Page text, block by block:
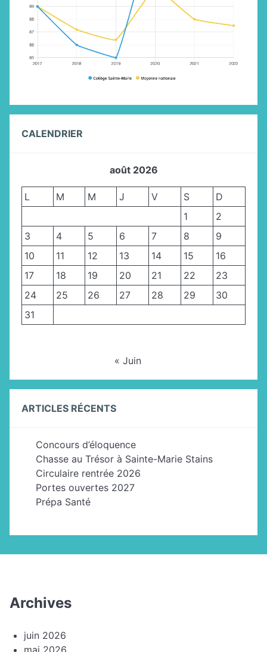
CALENDRIER
août 2026
L M M J V S
D
1
2
3
4 5 6 7 8
9
10
11 12 13 14 15
16
17
18 19 20 21 22
23
24
25 26 27 28 29
30
31
« Juin
ARTICLES RÉCENTS
Concours d’éloquence
Chasse au Trésor à Sainte-Marie Stains
Circulaire rentrée 2026
Portes ouvertes 2027
Prépa Santé
Archives
juin 2026
mai 2026